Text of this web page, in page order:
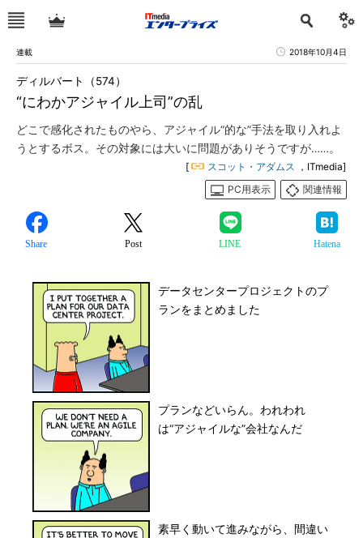
連載 2018年10月4日
“にわかアジャイル上司”の乱
ディルバート（574）
どこで感化されたものやら、アジャイル“的な”手法を取り入れよ
うとするボス。その対象には大いに問題がありそうですが……。
[ スコット・アダムス ，ITmedia]
PC用表示
関連情報
Share Post LINE Hatena
データセンタープロジェクトのプ
ランをまとめました
プランなどいらん。われわれ
は“アジャイルな”会社なんだ
素早く動いて進みながら、間違い